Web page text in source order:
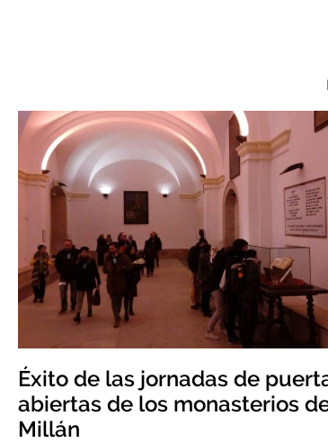
Éxito de las jornadas de
abiertas de los monasterios
Millán